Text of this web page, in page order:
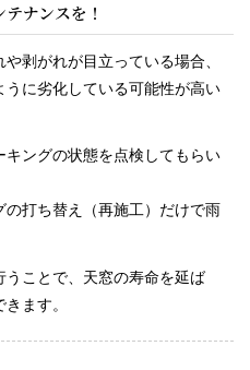
ナンスを！
剥がれが目立っている場合、
に劣化している可能性が高い
ングの状態を点検してもらい
打ち替え（再施工）だけで雨
ことで、天窓の寿命を延ば
ます。